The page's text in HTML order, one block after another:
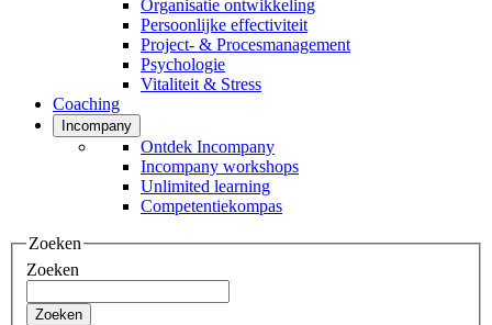
Organisatie ontwikkeling
Persoonlijke effectiviteit
Project- & Procesmanagement
Psychologie
Vitaliteit & Stress
Coaching
Incompany
Ontdek Incompany
Incompany workshops
Unlimited learning
Competentiekompas
Zoeken
Zoeken
Zoeken